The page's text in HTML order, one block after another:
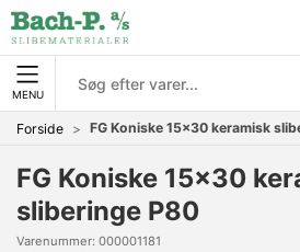
MENU
Forside FG Koniske 15x30 keramisk
FG Koniske 15x30
sliberinge P80
Varenummer: 000001181